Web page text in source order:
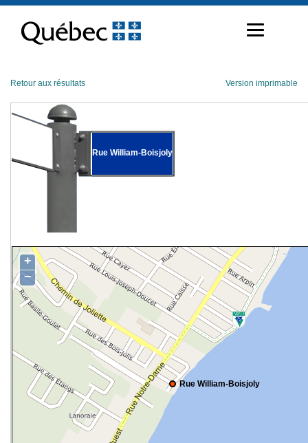
contenu
Retour aux résultats Version imprimable
Rue William-Boisjoly
Rue William-Boisjoly
+
−